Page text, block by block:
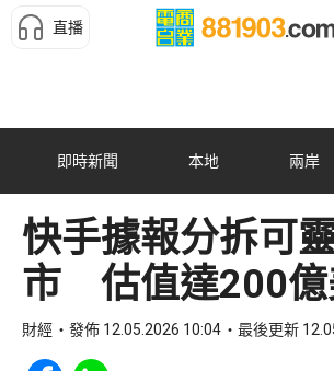
直播
即時新聞 本地 兩岸
快手據報分拆可
市 估值達200億
財經 發佈 12.05.2026 10:04 最後更新
Share to Facebook
Share to WhatsApp